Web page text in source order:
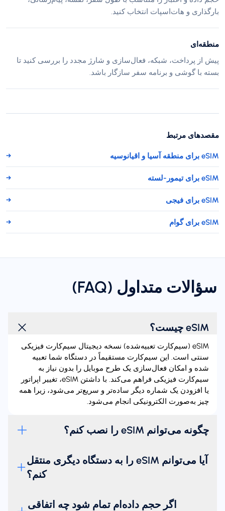
بارگذاری و هات‌اسپات انتخاب کنید.
منطقه‌ای
پیش از پرداخت، شبکه، فعال‌سازی و شارژ مجدد را بررسی کنید تا
بسته با گوشی و برنامه سفر سازگار باشد.
مقصدهای مرتبط
eSIM برای منطقه آسیا و اقیانوسیه →
eSIM برای تیمور-لسته →
eSIM برای فیجی →
eSIM برای گوام →
سؤالات متداول (FAQ)
eSIM چیست؟
eSIM (سیم‌کارت تعبیه‌شده) نسخه دیجیتال سیم‌کارت فیزیکی
سنتی است. این سیم‌کارت مستقیماً در دستگاه شما تعبیه
شده و امکان فعال‌سازی یک طرح موبایل را بدون نیاز به
سیم‌کارت فیزیکی فراهم می‌کند. با داشتن eSIM، تغییر اپراتور
یا افزودن یک شماره دیگر ساده‌تر و سریع‌تر می‌شود، زیرا همه
چیز به‌صورت الکترونیکی انجام می‌شود.
چگونه می‌توانم eSIM را نصب کنم؟
آیا می‌توانم eSIM را به دستگاه دیگری منتقل
کنم؟
اگر حجم داده‌ام تمام شود چه اتفاقی